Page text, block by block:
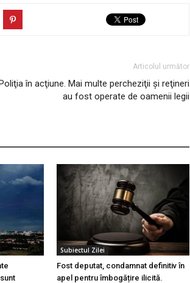
Articolul următor
în acţiune. Mai multe percheziţii şi reţineri
au fost operate de oamenii legii
Subiectul Zilei
Fost deputat, condamnat definitiv în
apel pentru îmbogățire ilicită.